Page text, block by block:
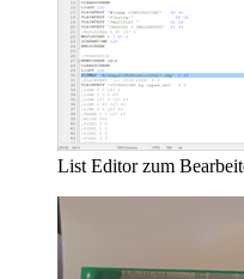
List Editor zum